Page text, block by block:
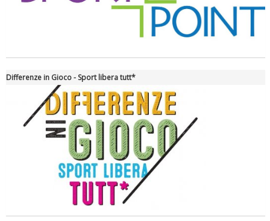
Tiziano Pesce nel Cda di Fondazione Terzjus: prima riunione a
Differenze in Gioco - Sport libera tutt*